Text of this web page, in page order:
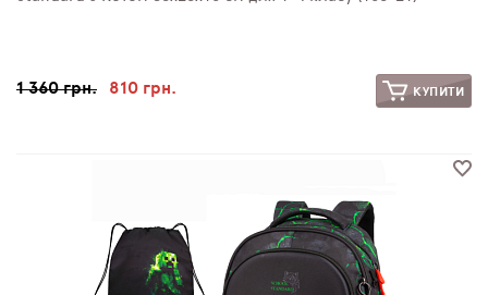
1 360 грн. 810 грн. КУПИТИ